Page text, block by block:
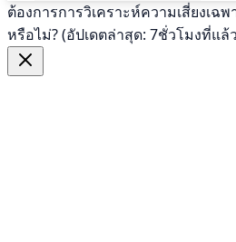
ต้องการการวิเคราะห์ความเสี่ยงเ
หรือไม่? (อัปเดตล่าสุด: 7ชั่วโมงที่แล้